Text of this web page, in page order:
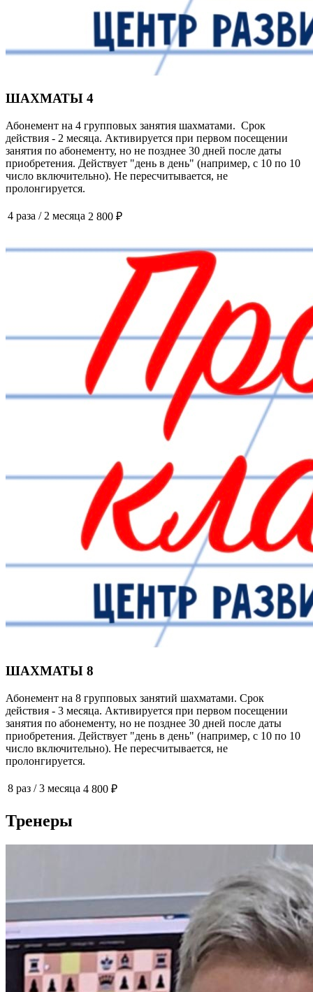
ШАХМАТЫ 4
Абонемент на 4 групповых занятия шахматами. Срок
действия - 2 месяца. Активируется при первом посещении
занятия по абонементу, но не позднее 30 дней после даты
приобретения. Действует "день в день" (например, с 10 по 10
число включительно). Не пересчитывается, не
пролонгируется.
4 раза / 2 месяца 2 800 ₽
ШАХМАТЫ 8
Абонемент на 8 групповых занятий шахматами. Срок
действия - 3 месяца. Активируется при первом посещении
занятия по абонементу, но не позднее 30 дней после даты
приобретения. Действует "день в день" (например, с 10 по 10
число включительно). Не пересчитывается, не
пролонгируется.
8 раз /3 месяца 4 800 ₽
Тренеры